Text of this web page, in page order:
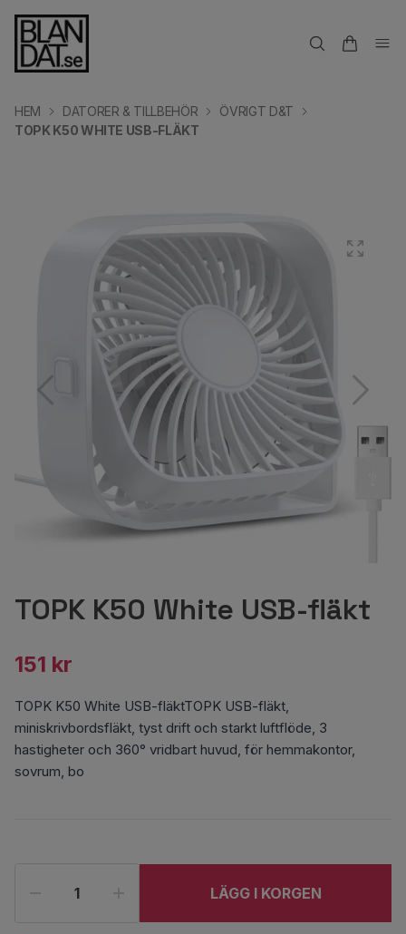
HEM DATORER & TILLBEHÖR
ÖVRIGT D&T
TOPK K50 WHITE USB-FLÄKT
TOPK K50 White USB-fläkt
151 kr
TOPK K50 White USB-fläktTOPK USB-fläkt,
miniskrivbordsfläkt, tyst drift och starkt luftflöde, 3
hastigheter och 360° vridbart huvud, för hemmakontor,
sovrum, bo
LÄGG I KORGEN